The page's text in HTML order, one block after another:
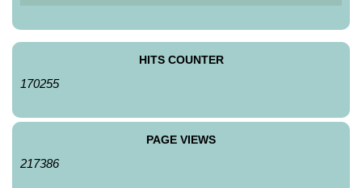
HITS COUNTER
170255
PAGE VIEWS
217386